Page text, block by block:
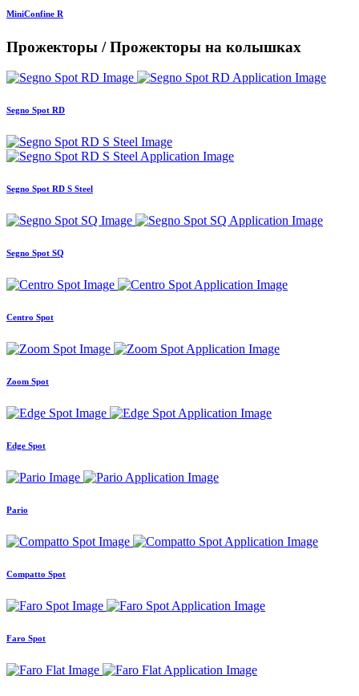
MiniConfine R
Прожекторы / Прожекторы на колышках
Segno Spot RD
Segno Spot RD S Steel
Segno Spot SQ
Centro Spot
Zoom Spot
Edge Spot
Pario
Compatto Spot
Faro Spot